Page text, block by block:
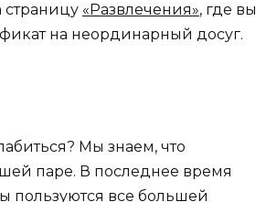
страницу «Развлечения», где вы
на неординарный досуг.
Мы знаем, что
паре. В последнее время
пользуются все большей